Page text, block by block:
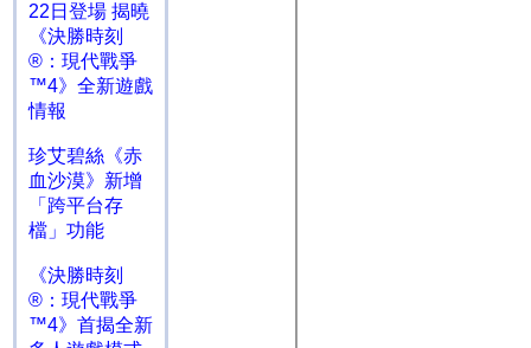
22日登場 揭曉
《決勝時刻
®：現代戰爭
™4》全新遊戲
情報
珍艾碧絲《赤
血沙漠》新增
「跨平台存
檔」功能
《決勝時刻
®：現代戰爭
™4》首揭全新